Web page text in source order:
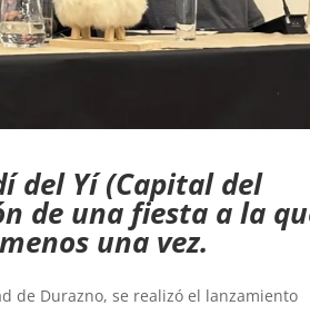
del Yí (Capital del
de una fiesta a la
una vez.
de Durazno, se realizó el lanzamiento